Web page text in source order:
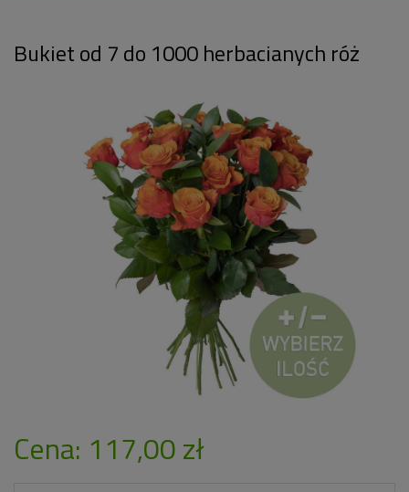
Bukiet od 7 do 1000 herbacianych róż
Cena: 117,00 zł